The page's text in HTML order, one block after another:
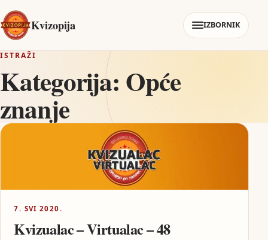
Kvizopija IZBORNIK
ISTRAŽI
Kategorija: Opće
znanje
7. SVI 2020.
Kvizualac – Virtualac – 48